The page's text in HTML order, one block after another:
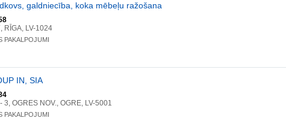
galdniecība, koka mēbeļu ražošana
RĪGA, LV-1024
PAKALPOJUMI
IN, SIA
3, OGRES NOV., OGRE, LV-5001
PAKALPOJUMI